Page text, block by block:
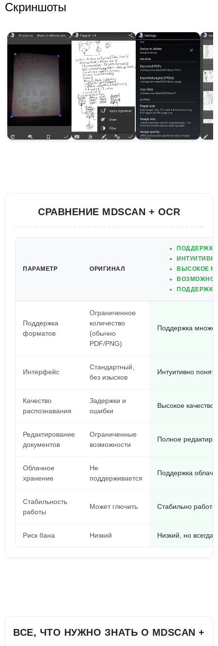
Скриншоты
СРАВНЕНИЕ MDSCAN + OCR
ПАРАМЕТР ОРИГИНАЛ
ВЫСОКОЕ
Поддержка
форматов
Ограниченное
количество
(обычно
PDF/PNG)
Поддержка
Интерфейс
Стандартный,
без изысков
Интуитивно
Качество
распознавания
Задержки и
ошибки
Высокое
Редактирование
документов
Ограниченные
возможности
Полное
Облачное
хранение
Не
поддерживается
Поддержка
Стабильность
работы
Может глючить Стабильно
Риск бана Низкий Низкий, но всегда
ВСЕ, ЧТО НУЖНО ЗНАТЬ О MDSCAN +